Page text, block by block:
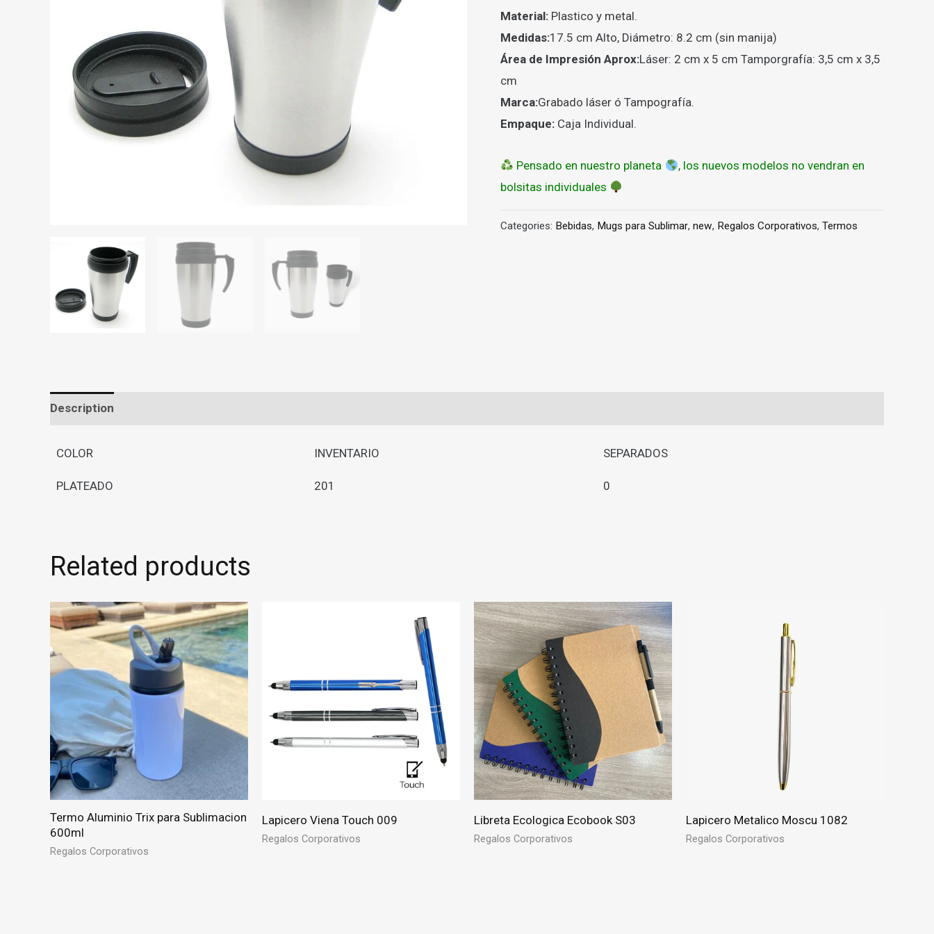
Material: Plastico y metal.
Medidas:17.5 cm Alto, Diámetro: 8.2 cm (sin manija)
Área de Impresión Aprox:Láser: 2 cm x 5 cm Tamporgrafía: 3,5 cm x 3,5
cm
Marca:Grabado láser ó Tampografía.
Empaque: Caja Individual.
Pensado en nuestro planeta
, los nuevos modelos no vendran en
bolsitas individuales
Categories: Bebidas, Mugs para Sublimar, new, Regalos Corporativos, Termos
Description
COLOR INVENTARIO SEPARADOS
PLATEADO 201 0
Related products
Termo Aluminio Trix para Sublimacion
600ml
Regalos Corporativos
Lapicero Viena Touch 009
Regalos Corporativos
Libreta Ecologica Ecobook S03
Regalos Corporativos
Lapicero Metalico Moscu 1082
Regalos Corporativos